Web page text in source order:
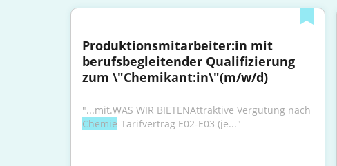
Produktionsmitarbeiter:in mit
berufsbegleitender Qualifizierung
zum \"Chemikant:in\"(m/w/d)
Chemie-Tarifvertrag E02-E03 (je..."